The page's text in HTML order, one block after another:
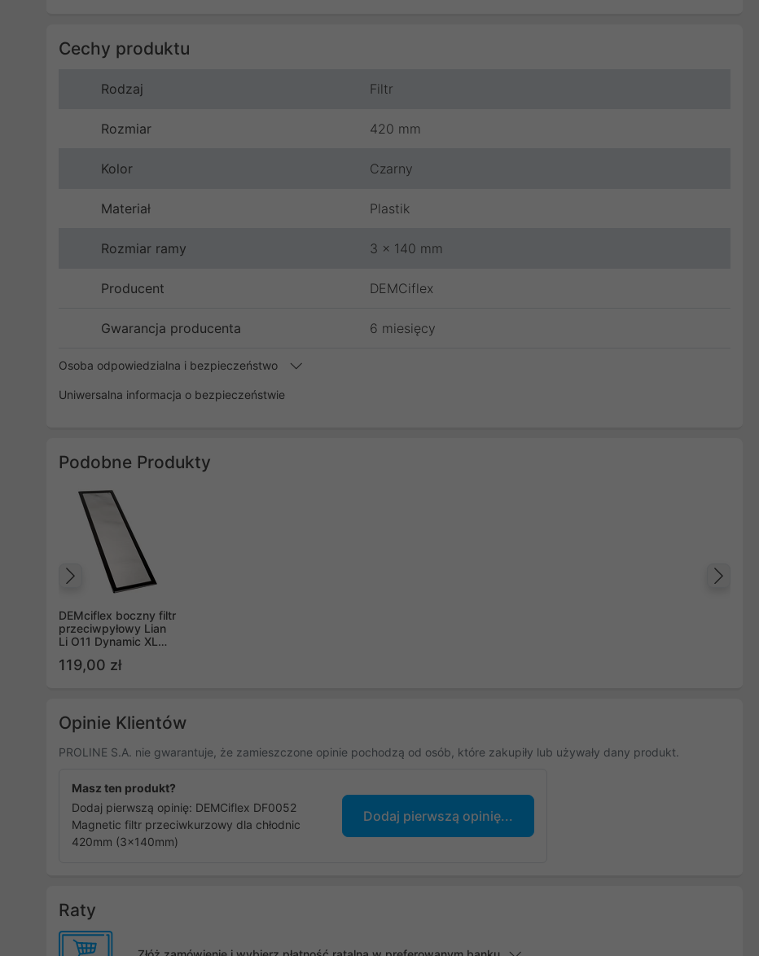
Cechy produktu
Rodzaj Filtr
Rozmiar 420 mm
Kolor Czarny
Materiał Plastik
Rozmiar ramy 3 x 140 mm
Producent DEMCiflex
Gwarancja producenta 6 miesięcy
Osoba odpowiedzialna i bezpieczeństwo
Uniwersalna informacja o bezpieczeństwie
Podobne Produkty
DEMciflex boczny filtr
przeciwpyłowy Lian
Li O11 Dynamic XL
119,00 zł
Poprzedni
Opinie Klientów
PROLINE S.A. nie gwarantuje, że zamieszczone opinie pochodzą od osób, które zakupiły lub używały dany produkt.
Masz ten produkt?
Dodaj pierwszą opinię: DEMCiflex DF0052
Magnetic filtr przeciwkurzowy dla chłodnic
420mm (3x140mm)
Dodaj pierwszą opinię...
Raty